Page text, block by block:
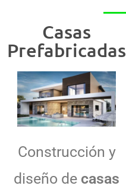
Casas
Prefabricadas
Construcción y
diseño de casas